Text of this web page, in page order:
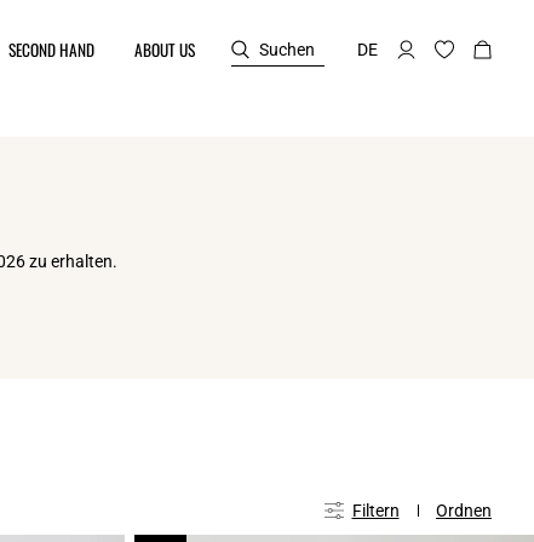
SECOND HAND ABOUT US Suchen DE
zu erhalten.
Filtern Ordnen